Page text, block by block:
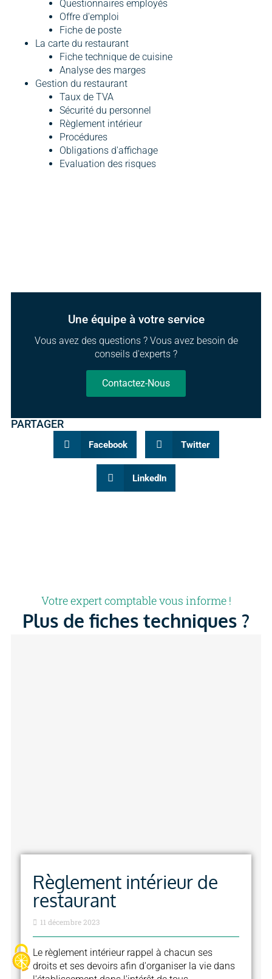
Questionnaires employés
Offre d'emploi
Fiche de poste
La carte du restaurant
Fiche technique de cuisine
Analyse des marges
Gestion du restaurant
Taux de TVA
Sécurité du personnel
Règlement intérieur
Procédures
Obligations d'affichage
Evaluation des risques
Une équipe à votre service
Vous avez des questions ? Vous avez besoin de
conseils d'experts ?
Contactez-Nous
PARTAGER
Facebook Twitter
LinkedIn
Votre expert comptable vous informe !
Plus de fiches techniques ?
Règlement intérieur de
restaurant
11 décembre 2023
Le règlement intérieur rappel à chacun ses
droits et ses devoirs afin d'organiser la vie dans